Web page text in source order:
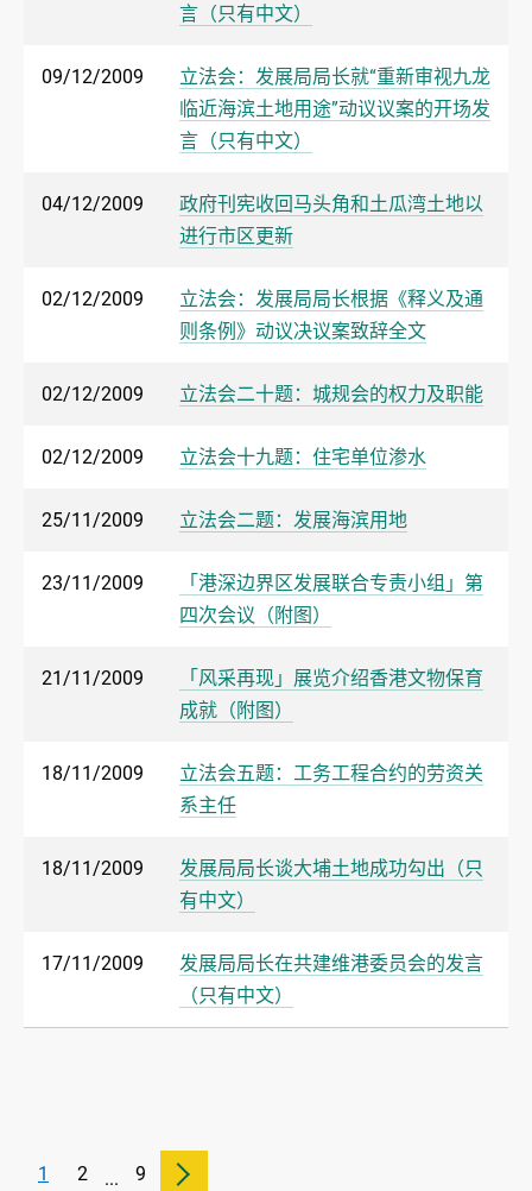
言（只有中文）
09/12/2009
立法会：发展局局长就“重新审视九龙
临近海滨土地用途”动议议案的开场发
言（只有中文）
04/12/2009
政府刊宪收回马头角和土瓜湾土地以
进行市区更新
02/12/2009
立法会：发展局局长根据《释义及通
则条例》动议决议案致辞全文
02/12/2009 立法会二十题：城规会的权力及职能
02/12/2009 立法会十九题：住宅单位渗水
25/11/2009 立法会二题：发展海滨用地
23/11/2009
「港深边界区发展联合专责小组」第
四次会议（附图）
21/11/2009
「风采再现」展览介绍香港文物保育
成就（附图）
18/11/2009
立法会五题：工务工程合约的劳资关
系主任
18/11/2009
发展局局长谈大埔土地成功勾出（只
有中文）
17/11/2009
发展局局长在共建维港委员会的发言
（只有中文）
1 2 ... 9